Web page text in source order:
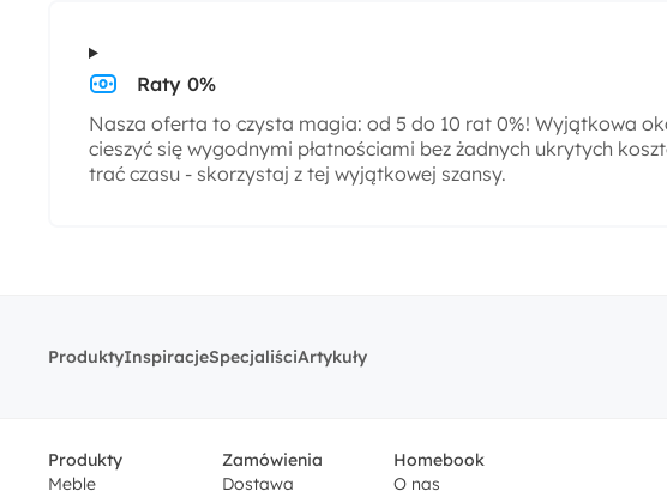
Raty 0%
Nasza oferta to czysta magia: od 5 do 10 rat 0%! Wyjątkowa
cieszyć się wygodnymi płatnościami bez żadnych ukrytych
trać czasu - skorzystaj z tej wyjątkowej szansy.
ProduktyInspiracjeSpecjaliściArtykuły
Produkty
Meble
Zamówienia
Dostawa
Homebook
O nas